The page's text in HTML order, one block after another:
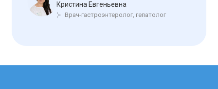
Кристина Евгеньевна
Врач-гастроэнтеролог, гепатолог